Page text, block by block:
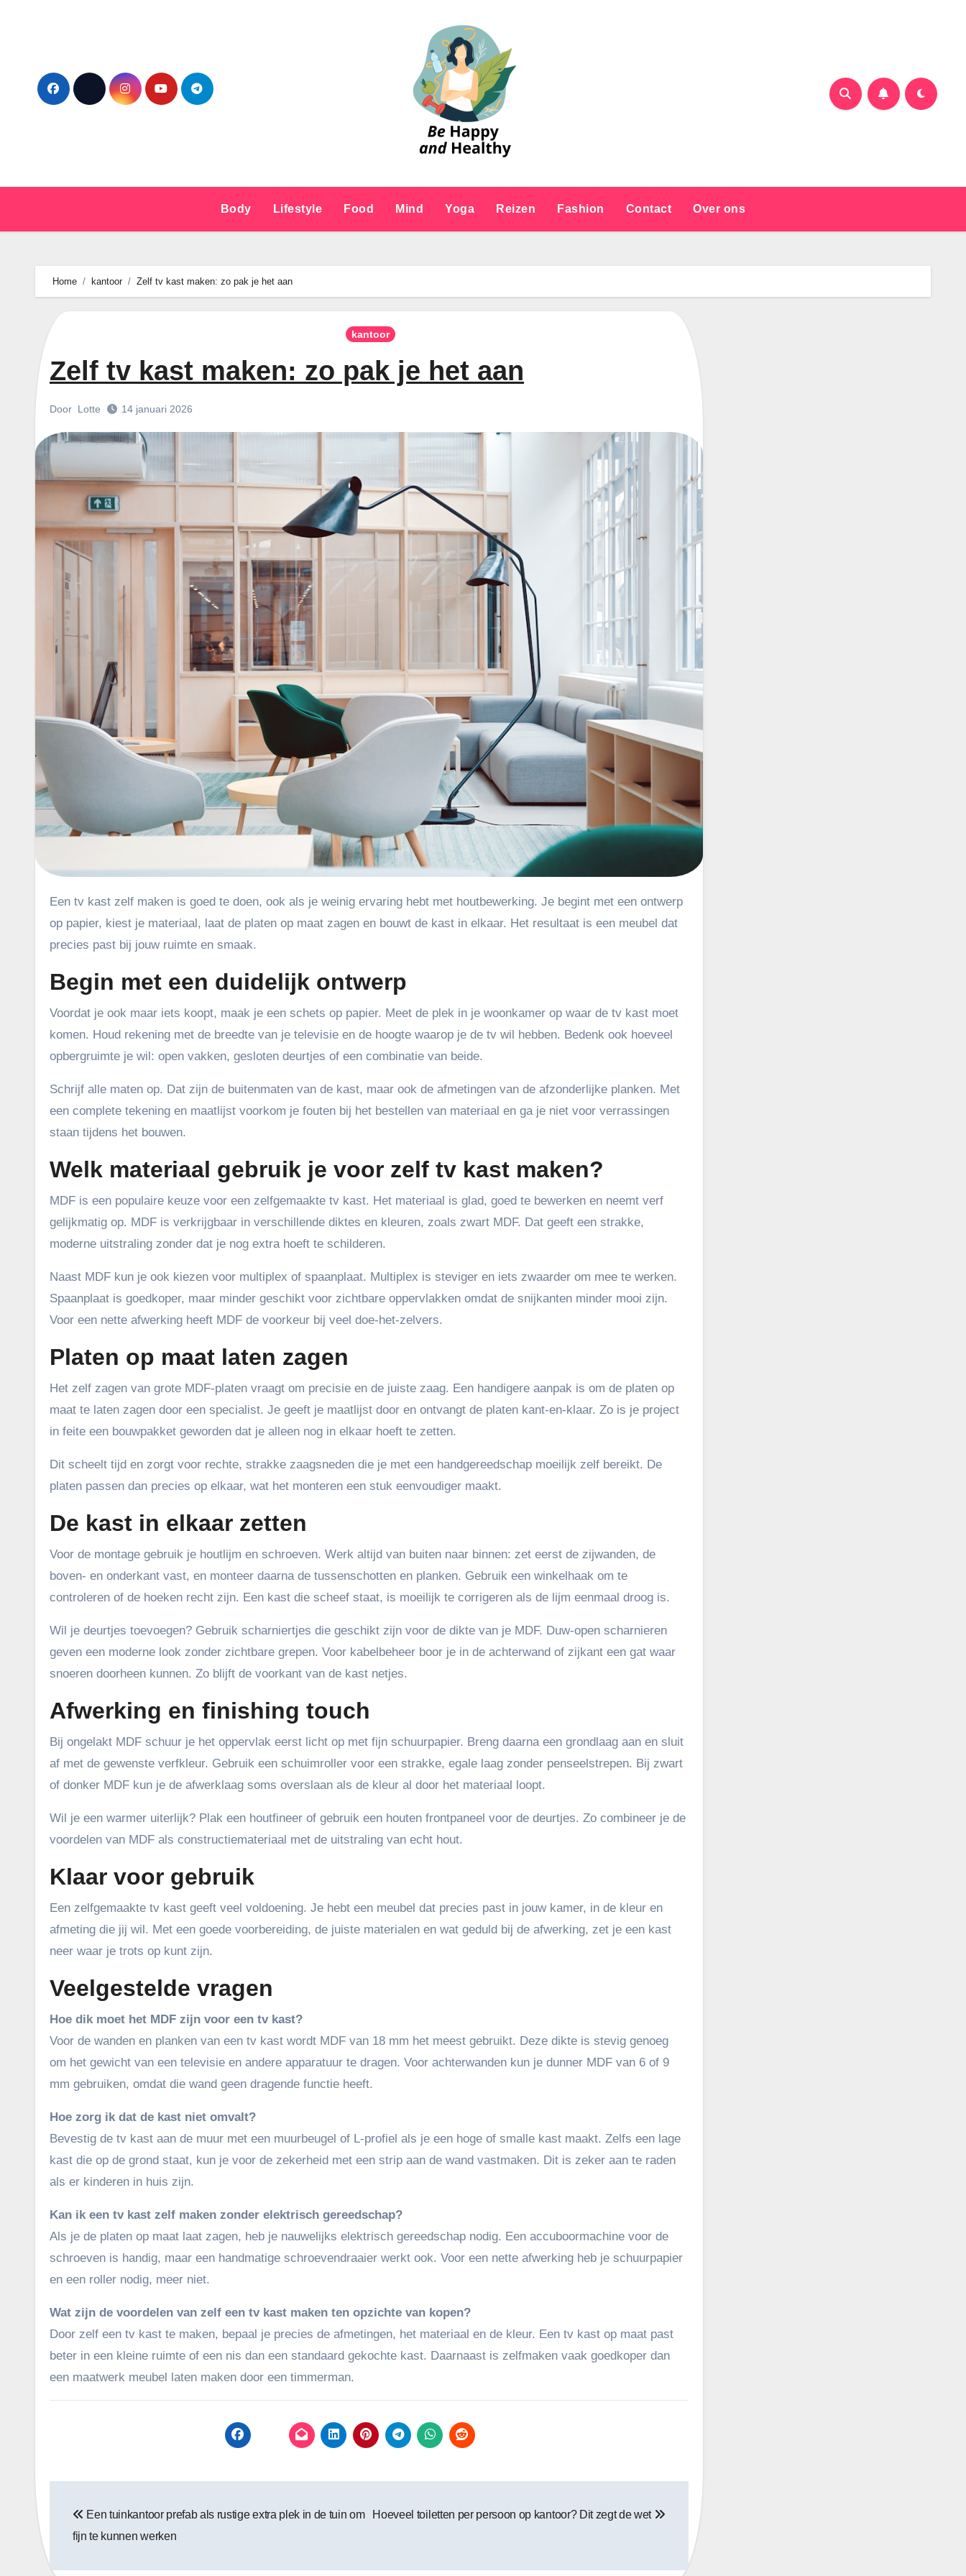
Body Lifestyle Food Mind Yoga Reizen Fashion Contact Over ons
Home kantoor Zelf tv kast maken: zo pak je het aan
kantoor
Zelf tv kast maken: zo pak je het aan
Door Lotte 14 januari 2026
Een tv kast zelf maken is goed te doen, ook als je weinig ervaring hebt met houtbewerking. Je begint met een ontwerp
op papier, kiest je materiaal, laat de platen op maat zagen en bouwt de kast in elkaar. Het resultaat is een meubel dat
precies past bij jouw ruimte en smaak.
Begin met een duidelijk ontwerp
Voordat je ook maar iets koopt, maak je een schets op papier. Meet de plek in je woonkamer op waar de tv kast moet
komen. Houd rekening met de breedte van je televisie en de hoogte waarop je de tv wil hebben. Bedenk ook hoeveel
opbergruimte je wil: open vakken, gesloten deurtjes of een combinatie van beide.
Schrijf alle maten op. Dat zijn de buitenmaten van de kast, maar ook de afmetingen van de afzonderlijke planken. Met
een complete tekening en maatlijst voorkom je fouten bij het bestellen van materiaal en ga je niet voor verrassingen
staan tijdens het bouwen.
Welk materiaal gebruik je voor zelf tv kast maken?
MDF is een populaire keuze voor een zelfgemaakte tv kast. Het materiaal is glad, goed te bewerken en neemt verf
gelijkmatig op. MDF is verkrijgbaar in verschillende diktes en kleuren, zoals zwart MDF. Dat geeft een strakke,
moderne uitstraling zonder dat je nog extra hoeft te schilderen.
Naast MDF kun je ook kiezen voor multiplex of spaanplaat. Multiplex is steviger en iets zwaarder om mee te werken.
Spaanplaat is goedkoper, maar minder geschikt voor zichtbare oppervlakken omdat de snijkanten minder mooi zijn.
Voor een nette afwerking heeft MDF de voorkeur bij veel doe-het-zelvers.
Platen op maat laten zagen
Het zelf zagen van grote MDF-platen vraagt om precisie en de juiste zaag. Een handigere aanpak is om de platen op
maat te laten zagen door een specialist. Je geeft je maatlijst door en ontvangt de platen kant-en-klaar. Zo is je project
in feite een bouwpakket geworden dat je alleen nog in elkaar hoeft te zetten.
Dit scheelt tijd en zorgt voor rechte, strakke zaagsneden die je met een handgereedschap moeilijk zelf bereikt. De
platen passen dan precies op elkaar, wat het monteren een stuk eenvoudiger maakt.
De kast in elkaar zetten
Voor de montage gebruik je houtlijm en schroeven. Werk altijd van buiten naar binnen: zet eerst de zijwanden, de
boven- en onderkant vast, en monteer daarna de tussenschotten en planken. Gebruik een winkelhaak om te
controleren of de hoeken recht zijn. Een kast die scheef staat, is moeilijk te corrigeren als de lijm eenmaal droog is.
Wil je deurtjes toevoegen? Gebruik scharniertjes die geschikt zijn voor de dikte van je MDF. Duw-open scharnieren
geven een moderne look zonder zichtbare grepen. Voor kabelbeheer boor je in de achterwand of zijkant een gat waar
snoeren doorheen kunnen. Zo blijft de voorkant van de kast netjes.
Afwerking en finishing touch
Bij ongelakt MDF schuur je het oppervlak eerst licht op met fijn schuurpapier. Breng daarna een grondlaag aan en sluit
af met de gewenste verfkleur. Gebruik een schuimroller voor een strakke, egale laag zonder penseelstrepen. Bij zwart
of donker MDF kun je de afwerklaag soms overslaan als de kleur al door het materiaal loopt.
Wil je een warmer uiterlijk? Plak een houtfineer of gebruik een houten frontpaneel voor de deurtjes. Zo combineer je de
voordelen van MDF als constructiemateriaal met de uitstraling van echt hout.
Klaar voor gebruik
Een zelfgemaakte tv kast geeft veel voldoening. Je hebt een meubel dat precies past in jouw kamer, in de kleur en
afmeting die jij wil. Met een goede voorbereiding, de juiste materialen en wat geduld bij de afwerking, zet je een kast
neer waar je trots op kunt zijn.
Veelgestelde vragen
Hoe dik moet het MDF zijn voor een tv kast?
Voor de wanden en planken van een tv kast wordt MDF van 18 mm het meest gebruikt. Deze dikte is stevig genoeg
om het gewicht van een televisie en andere apparatuur te dragen. Voor achterwanden kun je dunner MDF van 6 of 9
mm gebruiken, omdat die wand geen dragende functie heeft.
Hoe zorg ik dat de kast niet omvalt?
Bevestig de tv kast aan de muur met een muurbeugel of L-profiel als je een hoge of smalle kast maakt. Zelfs een lage
kast die op de grond staat, kun je voor de zekerheid met een strip aan de wand vastmaken. Dit is zeker aan te raden
als er kinderen in huis zijn.
Kan ik een tv kast zelf maken zonder elektrisch gereedschap?
Als je de platen op maat laat zagen, heb je nauwelijks elektrisch gereedschap nodig. Een accuboormachine voor de
schroeven is handig, maar een handmatige schroevendraaier werkt ook. Voor een nette afwerking heb je schuurpapier
en een roller nodig, meer niet.
Wat zijn de voordelen van zelf een tv kast maken ten opzichte van kopen?
Door zelf een tv kast te maken, bepaal je precies de afmetingen, het materiaal en de kleur. Een tv kast op maat past
beter in een kleine ruimte of een nis dan een standaard gekochte kast. Daarnaast is zelfmaken vaak goedkoper dan
een maatwerk meubel laten maken door een timmerman.
navigatie
Een tuinkantoor prefab als rustige extra plek in de tuin om
fijn te kunnen werken
Hoeveel toiletten per persoon op kantoor? Dit zegt de wet